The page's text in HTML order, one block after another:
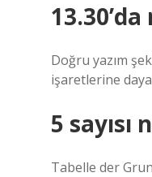
13.30’da
Doğru yazım
işaretlerine
5 sayısı
Tabelle der